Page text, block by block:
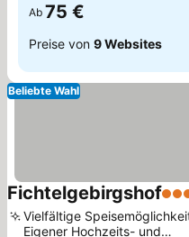
Ab 75 €
Preise von 9 Websites
Beliebte Wahl
Fichtelgebirgshof3
Vielfältige
Eigener Hochzeits- und